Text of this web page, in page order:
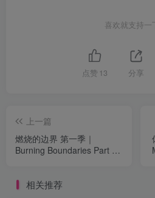
喜欢就支持一
点赞 13 分享
上一篇
燃烧的边界 第一季｜
Burning Boundaries Part 1
相关推荐